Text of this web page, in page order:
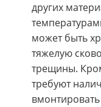
других
может быть
тяжелую
трещины.
требуют